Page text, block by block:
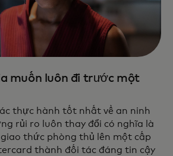
muốn luôn đi trước một
thực hành tốt nhất về an ninh
rủi ro luôn thay đổi có nghĩa là
thức phòng thủ lên một cấp
thành đối tác đáng tin cậy